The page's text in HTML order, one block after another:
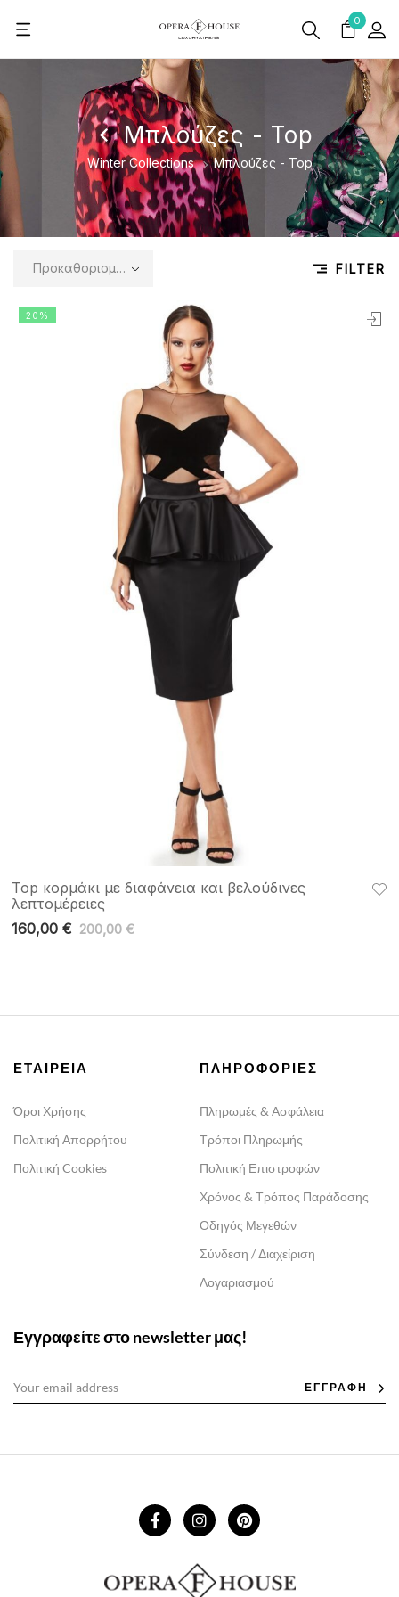
0
Μπλούζες - Top
Winter Collections Μπλούζες - Top
FILTER
Προκαθορισμένη ταξινόμηση
20%
Top κορμάκι με διαφάνεια και βελούδινες
λεπτομέρειες
200,00€
160,00 €
ΕΤΑΙΡΕΙΑ
Όροι Χρήσης
Πολιτική Απορρήτου
Πολιτική Cookies
ΠΛΗΡΟΦΟΡΙΕΣ
Πληρωμές & Ασφάλεια
Τρόποι Πληρωμής
Πολιτική Επιστροφών
Χρόνος & Τρόπος Παράδοσης
Οδηγός Μεγεθών
Σύνδεση / Διαχείριση
Λογαριασμού
Εγγραφείτε στο newsletter μας!
ΕΓΓΡΑΦΗ